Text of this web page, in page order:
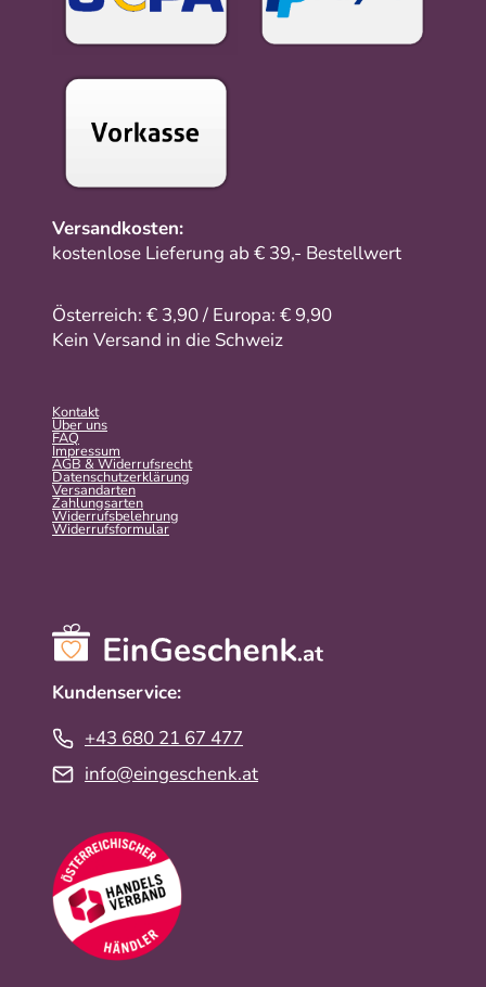
Versandkosten:
kostenlose Lieferung ab € 39,- Bestellwert
Österreich: € 3,90 / Europa: € 9,90
Kein Versand in die Schweiz
Kontakt
Über uns
FAQ
Impressum
AGB & Widerrufsrecht
Datenschutzerklärung
Versandarten
Zahlungsarten
Widerrufsbelehrung
Widerrufs­formular
Kundenservice:
+43 680 21 67 477
info@eingeschenk.at